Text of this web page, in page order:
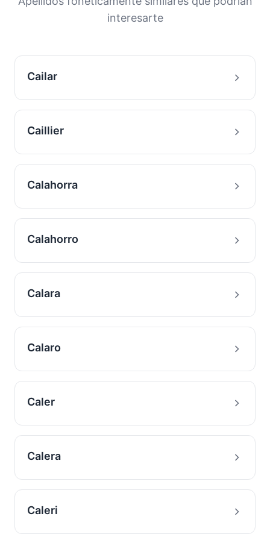
interesarte
Cailar
Caillier
Calahorra
Calahorro
Calara
Calaro
Caler
Calera
Caleri